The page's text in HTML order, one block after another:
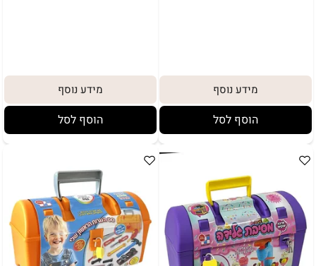
מידע נוסף
הוסף לסל
מידע נוסף
הוסף לסל